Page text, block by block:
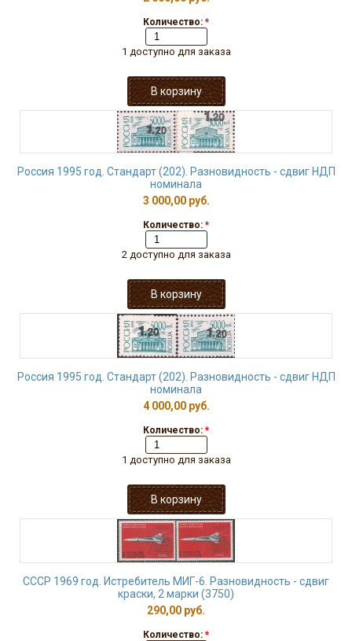
Количество: *
1 доступно для заказа
Россия 1995 год. Стандарт (202). Разновидность - сдвиг НДП
номинала
3 000,00 руб.
Количество: *
2 доступно для заказа
Россия 1995 год. Стандарт (202). Разновидность - сдвиг НДП
номинала
4 000,00 руб.
Количество: *
1 доступно для заказа
СССР 1969 год. Истребитель МИГ-6. Разновидность - сдвиг
краски, 2 марки (3750)
290,00 руб.
Количество: *